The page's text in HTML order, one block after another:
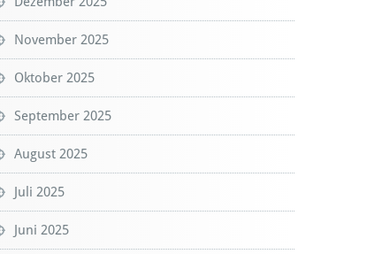
November 2025
Oktober 2025
September 2025
August 2025
Juli 2025
Juni 2025